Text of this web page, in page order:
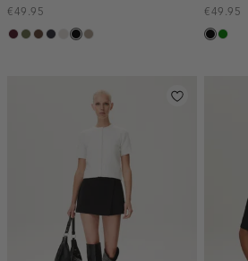
€49.95
pruim,
groen,
donkerbruin
blauw,
kitzwarttaupe,
€49.95
zwartgroen